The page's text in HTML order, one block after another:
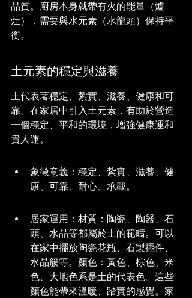
品質。廚房本身就帶有火的能量（爐
灶），需要與水元素（水龍頭）保持平
衡。
土元素的穩定與滋養
土代表著穩定、紮實、滋養、健康和可
靠。在家居中引入土元素，有助於營造
一個穩定、平和的環境，增強健康運和
貴人運。
象徵意義：穩定、紮實、滋養、健
康、可靠、耐心、承載。
居家運用：材質：陶瓷、陶器、石
頭、水晶等都屬於土的範疇。可以
在家中擺放陶瓷花瓶、石製擺件、
水晶簇等。顏色：黃色、棕色、米
色、大地色系是土的代表色。這些
顏色能帶來溫暖、踏實的感覺。家